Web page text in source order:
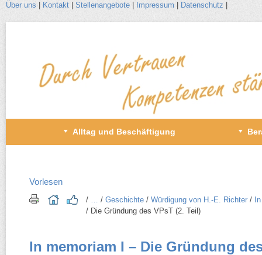
Über uns Kontakt Stellenangebote Impressum Datenschutz
Alltag und Beschäftigung
Vorlesen
/​ … /​ Geschichte /​ Würdigung von H.-E. Richter /​
/​ Die Gründung des VPsT (2. Teil)
In memoriam I – Die Gründung